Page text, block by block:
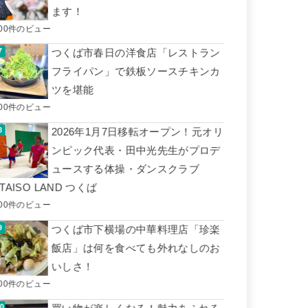
ます！
件のビュー
つくば市春日の洋食店「レストラン
フライパン」で鉄板ソースチキンカ
ツを堪能
件のビュー
2026年1月7日移転オープン！元オリ
ンピック代表・田中光先生がプロデ
ュースする体操・ダンスクラブ
LAND つくば
件のビュー
つくば市下横場の中華料理店「珍楽
飯店」は何を食べても外れなしのお
いしさ！
件のビュー